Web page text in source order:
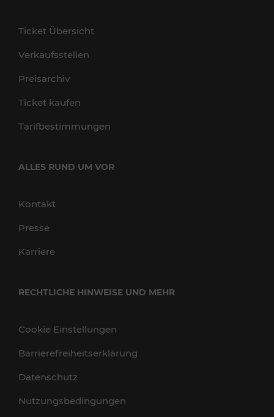
Ticket Übersicht
Verkaufsstellen
Preisarchiv
Ticket kaufen
Tarifbestimmungen
ALLES RUND UM VOR
Kontakt
Presse
Karriere
RECHTLICHE HINWEISE UND MEHR
Cookie Einstellungen
Barrierefreiheitserklärung
Datenschutz
Nutzungsbedingungen